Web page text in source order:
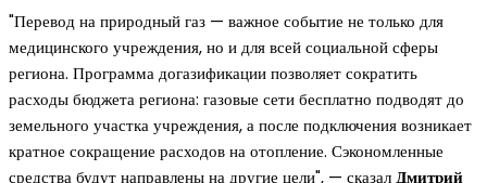
"Перевод на природный газ — важное событие не только для
медицинского учреждения, но и для всей социальной сферы
региона. Программа догазификации позволяет сократить
расходы бюджета региона: газовые сети бесплатно подводят до
земельного участка учреждения, а после подключения возникает
кратное сокращение расходов на отопление. Сэкономленные
средства будут направлены на другие цели", — сказалДмитрий